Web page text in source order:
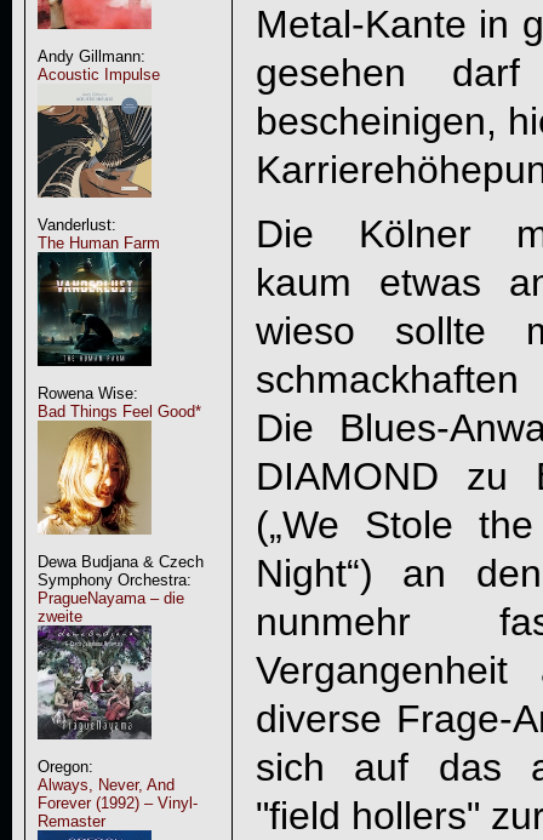
Andy Gillmann:
Acoustic Impulse
Vanderlust:
The Human Farm
Rowena Wise:
Bad Things Feel Good*
Dewa Budjana & Czech
Symphony Orchestra:
PragueNayama – die
zweite
Oregon:
Always, Never, And
Forever (1992) – Vinyl-
Remaster
Metal-Kante in
gesehen
bescheinigen,
Die Kölner
kaum etwas
wieso sollte
Die Blues-
DIAMOND zu
(„We Stole
Night“) an
nunmehr
diverse Frage-
sich auf das
"field hollers"